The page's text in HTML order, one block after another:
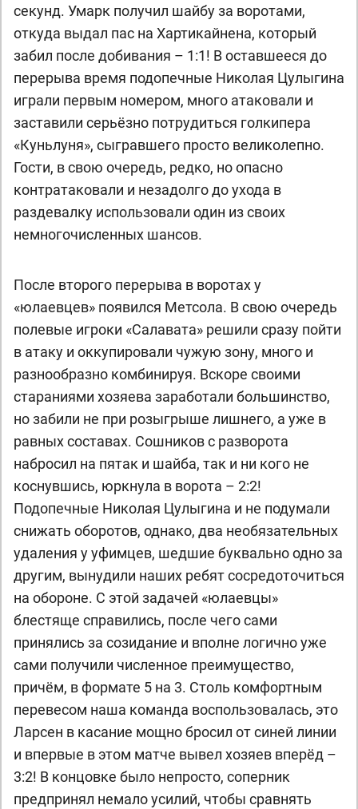
секунд. Умарк получил шайбу за воротами,
откуда выдал пас на Хартикайнена, который
забил после добивания – 1:1! В оставшееся до
перерыва время подопечные Николая Цулыгина
играли первым номером, много атаковали и
заставили серьёзно потрудиться голкипера
«Куньлуня», сыгравшего просто великолепно.
Гости, в свою очередь, редко, но опасно
контратаковали и незадолго до ухода в
раздевалку использовали один из своих
немногочисленных шансов.
После второго перерыва в воротах у
«юлаевцев» появился Метсола. В свою очередь
полевые игроки «Салавата» решили сразу пойти
в атаку и оккупировали чужую зону, много и
разнообразно комбинируя. Вскоре своими
стараниями хозяева заработали большинство,
но забили не при розыгрыше лишнего, а уже в
равных составах. Сошников с разворота
набросил на пятак и шайба, так и ни кого не
коснувшись, юркнула в ворота – 2:2!
Подопечные Николая Цулыгина и не подумали
снижать оборотов, однако, два необязательных
удаления у уфимцев, шедшие буквально одно за
другим, вынудили наших ребят сосредоточиться
на обороне. С этой задачей «юлаевцы»
блестяще справились, после чего сами
принялись за созидание и вполне логично уже
сами получили численное преимущество,
причём, в формате 5 на 3. Столь комфортным
перевесом наша команда воспользовалась, это
Ларсен в касание мощно бросил от синей линии
и впервые в этом матче вывел хозяев вперёд –
3:2! В концовке было непросто, соперник
предпринял немало усилий, чтобы сравнять